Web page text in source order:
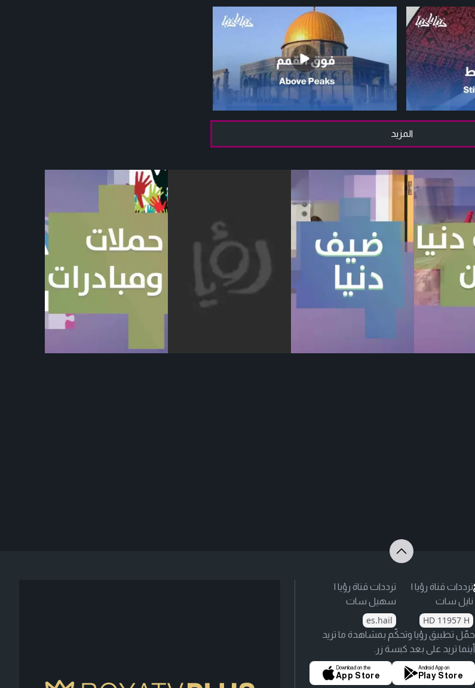
المزيد
ترددات قناة رؤيا |
نايل سات
HD 11957 H
ترددات قناة رؤيا |
سهيل سات
es.hail
حمّل تطبيق رؤيا وتحكّم بمشاهدة ما تريد
أينما تريد على بعد كبسة زر.
Android App on
Play Store
Download on the
App Store